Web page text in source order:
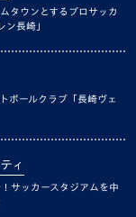
タウンとするプロサッカ
ン長崎」
ボールクラブ「長崎ヴェ
ィ
サッカースタジアムを中